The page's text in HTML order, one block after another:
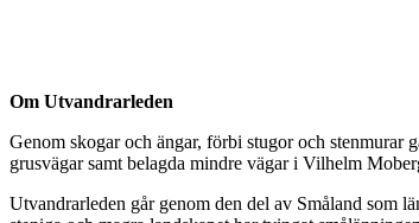
Om Utvandrarleden
Genom skogar och ängar, förbi stugor och stenmurar
grusvägar samt belagda mindre vägar i Vilhelm
Utvandrarleden går genom den del av Småland som